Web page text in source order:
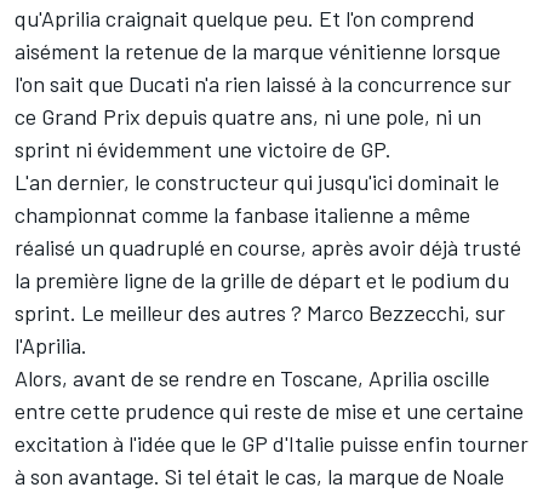
qu'Aprilia craignait quelque peu. Et l'on comprend
aisément la retenue de la marque vénitienne lorsque
l'on sait que Ducati n'a rien laissé à la concurrence sur
ce Grand Prix depuis quatre ans, ni une pole, ni un
sprint ni évidemment une victoire de GP.
L'an dernier, le constructeur qui jusqu'ici dominait le
championnat comme la fanbase italienne a même
réalisé un quadruplé en course, après avoir déjà trusté
la première ligne de la grille de départ et le podium du
sprint. Le meilleur des autres ? Marco Bezzecchi, sur
l'Aprilia.
Alors, avant de se rendre en Toscane, Aprilia oscille
entre cette prudence qui reste de mise et une certaine
excitation à l'idée que le GP d'Italie puisse enfin tourner
à son avantage. Si tel était le cas, la marque de Noale